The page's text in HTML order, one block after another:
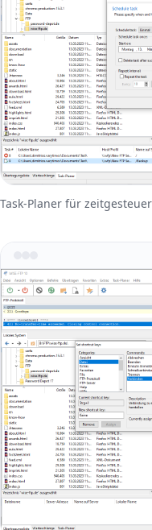
Task-Planer für